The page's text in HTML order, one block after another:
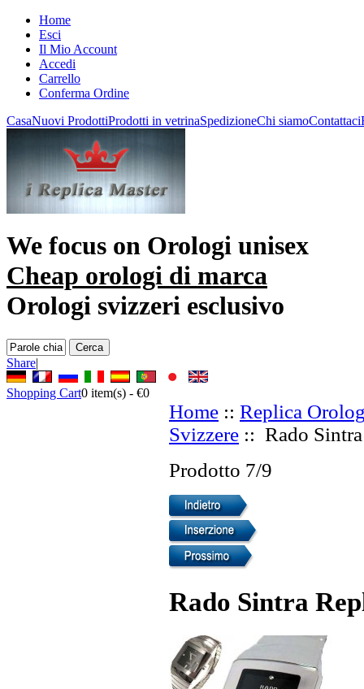
Home
Esci
Il Mio Account
Accedi
Carrello
Conferma Ordine
CasaNuovi ProdottiProdotti in vetrinaSpedizioneChi siamoContattaci
We focus on Orologi unisex
Cheap orologi di marca
Orologi svizzeri esclusivo
Share|
Shopping Cart0 item(s) - €0
Home :: Replica
Svizzere :: Rado
Prodotto 7/9
Rado Sintra